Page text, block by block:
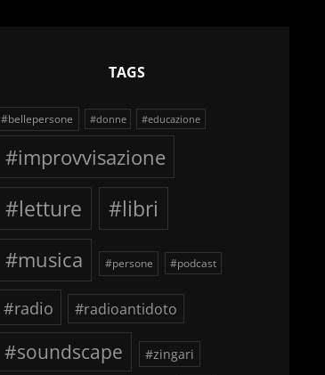
TAGS
#bellepersone #donne #educazione
#improvvisazione
#letture
#libri
#musica
#persone #podcast
#radio #radioantidoto
#soundscape #zingari